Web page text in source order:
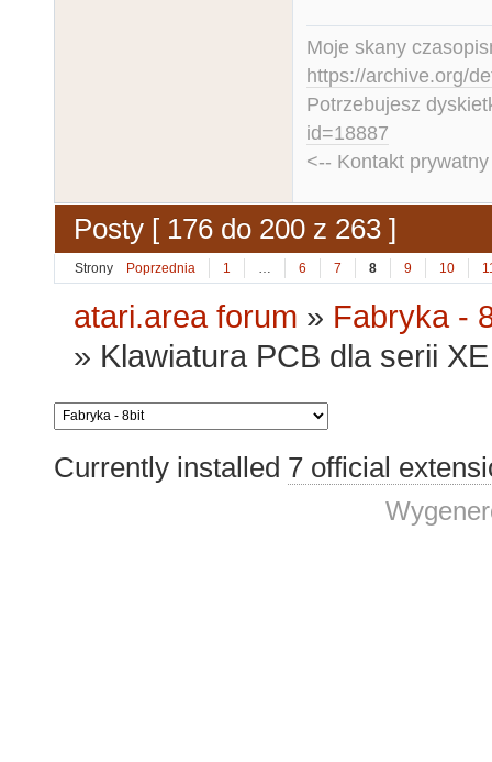
Moje skany
https://archive.org/
Potrzebujesz
id=18887
<-- Kontakt
Posty [ 176 do 200 z 263 ]
Strony Poprzednia 1 … 6 7 8 9 10
atari.area forum » Fabryka -
» Klawiatura PCB dla serii
Currently installed 7 official